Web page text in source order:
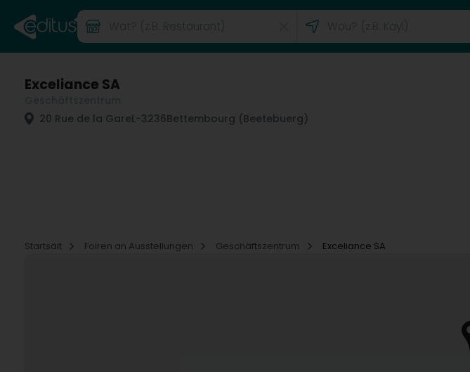
Exceliance SA
20 Rue de la GareL-3236Bettembourg (Beetebuerg)
Startsäit
Foiren an Ausstellungen Geschäftszentrum Exceliance SA